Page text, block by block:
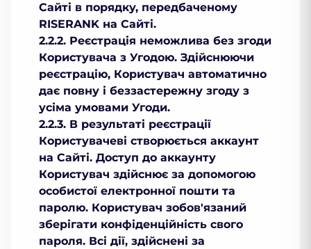
Сайті в порядку, передбаченому
RISERANK на Сайті.
2.2.2. Реєстрація неможлива без згоди
Користувача з Угодою. Здійснюючи
реєстрацію, Користувач автоматично
дає повну і беззастережну згоду з
усіма умовами Угоди.
2.2.3. В результаті реєстрації
Користувачеві створюється аккаунт
на Сайті. Доступ до аккаунту
Користувач здійснює за допомогою
особистої електронної пошти та
паролю. Користувач зобов'язаний
зберігати конфіденційність свого
пароля. Всі дії, здійснені за